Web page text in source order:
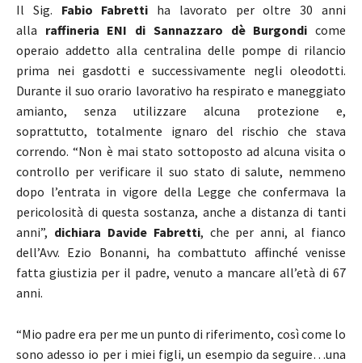
Il Sig. Fabio Fabretti ha lavorato per oltre 30 anni
alla raffineria ENI di Sannazzaro dè Burgondi come
operaio addetto alla centralina delle pompe di rilancio
prima nei gasdotti e successivamente negli oleodotti.
Durante il suo orario lavorativo ha respirato e maneggiato
amianto, senza utilizzare alcuna protezione e,
soprattutto, totalmente ignaro del rischio che stava
correndo. “Non è mai stato sottoposto ad alcuna visita o
controllo per verificare il suo stato di salute, nemmeno
dopo l’entrata in vigore della Legge che confermava la
pericolosità di questa sostanza, anche a distanza di tanti
anni”, dichiara Davide Fabretti, che per anni, al fianco
dell’Avv. Ezio Bonanni, ha combattuto affinché venisse
fatta giustizia per il padre, venuto a mancare all’età di 67
anni.
“Mio padre era per me un punto di riferimento, così come lo
sono adesso io per i miei figli, un esempio da seguire…una